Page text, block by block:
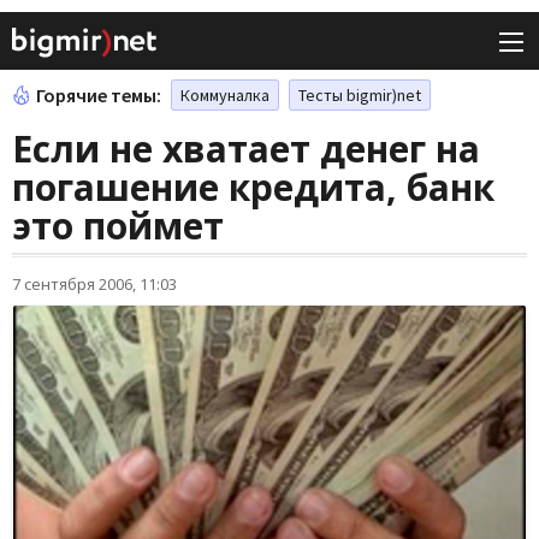
Горячие темы: Коммуналка Тесты bigmir)net
Если не хватает денег на
погашение кредита, банк
это поймет
7 сентября 2006, 11:03